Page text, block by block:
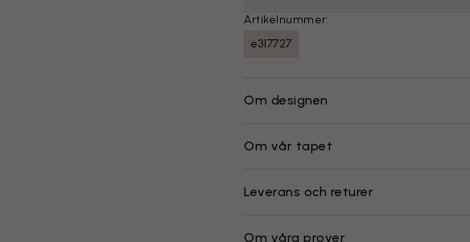
Artikelnummer:
e317727
Om designen
Om vår tapet
Leverans och returer
Om våra prover